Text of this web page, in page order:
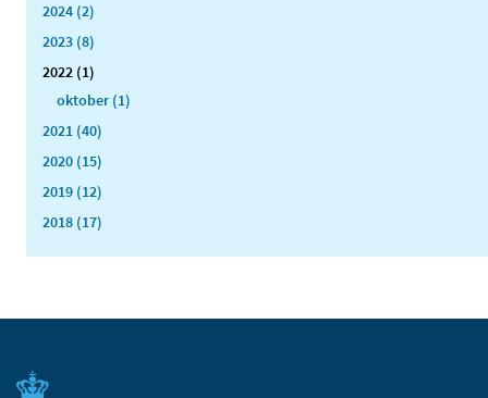
2024 (2)
2023 (8)
2022 (1)
oktober (1)
2021 (40)
2020 (15)
2019 (12)
2018 (17)